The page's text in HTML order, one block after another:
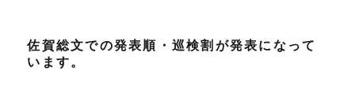
佐賀総文での発表順・巡検割が発表になって
います。